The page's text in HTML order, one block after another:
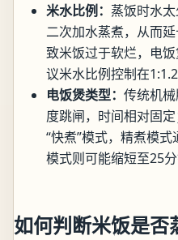
米水比例： 蒸饭时水
二次加水蒸煮，从而
致米饭过于软烂，电
议米水比例控制在1:1.2
电饭煲类型： 传统机
度跳闸，时间相对固
“快煮”模式，精煮模
模式则可能缩短至25分
如何判断米饭是否